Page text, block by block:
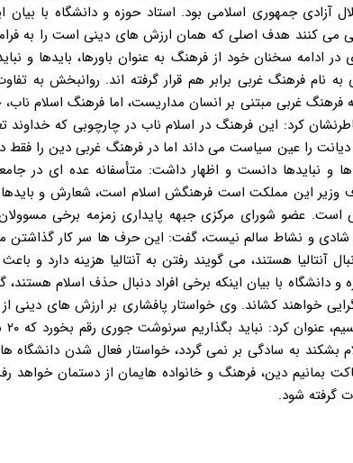
جمهوری اسلامی بود. استاد حوزه و دانشگاه با بیان
می کنند هدف اصلی که همان ارزش های دینی است را به
ادامه سخنان خود از فرهنگ به عنوان باورها، بایدها و
نام فرهنگ غربی برابر هم قرار گرفته اند. روانبخش به
غربی مبتنی بر انسان مداریست، اما فرهنگ اسلام
کرد: این فرهنگ در اسلام ناب در چارچوبی که
را عین سیاست می داند اما در فرهنگ غربی دین را
و نبایدها دانست و اظهار داشت: متأسفانه عده ای در
وزیر این مملکت است فرهنگش اسلام است، شعارش و بایدها و
عضو شورای مرکزی جبهه پایداری زمزمه برخی
شادی و نشاط سالم نیست، گفت: این حرف ها سر کار
آنتالیا هستند، می گویند رفتن به آنتالیا هزینه دارد و
و دانشگاه با بیان اینکه برخی افراد دنبال حذف اسلام
خواهند کشاند. وی خواستار پافشاری بر ارزش های دینی از
بشکند به سادگی بر نمی گردد، خواستار فعال شدن دانشگاه
بمانیم دین، فرهنگ و خانواده هایمان از دستمان خواهد
گرفته شود.